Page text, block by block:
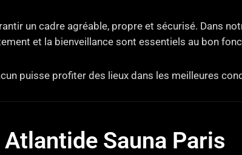
un cadre agréable, propre et sécurisé. Dans
et la bienveillance sont essentiels au bon
puisse profiter des lieux dans les meilleures
Sauna Paris